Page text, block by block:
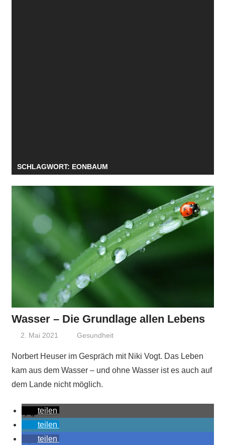
SCHLAGWORT: EONBAUM
Wasser – Die Grundlage allen Lebens
2. Mai 2021 Niki Vogt
Gesundheit
Norbert Heuser im Gespräch mit Niki Vogt. Das Leben
kam aus dem Wasser – und ohne Wasser ist es auch auf
dem Lande nicht möglich.
teilen
teilen
teilen